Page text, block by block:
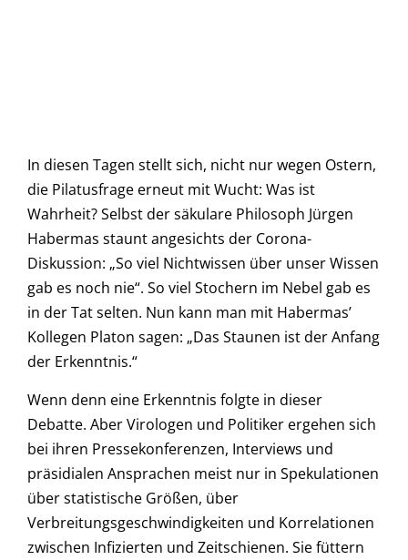
In diesen Tagen stellt sich, nicht nur wegen Ostern,
die Pilatusfrage erneut mit Wucht: Was ist
Wahrheit? Selbst der säkulare Philosoph Jürgen
Habermas staunt angesichts der Corona-
Diskussion: „So viel Nichtwissen über unser Wissen
gab es noch nie“. So viel Stochern im Nebel gab es
in der Tat selten. Nun kann man mit Habermasʼ
Kollegen Platon sagen: „Das Staunen ist der Anfang
der Erkenntnis.“
Wenn denn eine Erkenntnis folgte in dieser
Debatte. Aber Virologen und Politiker ergehen sich
bei ihren Pressekonferenzen, Interviews und
präsidialen Ansprachen meist nur in Spekulationen
über statistische Größen, über
Verbreitungsgeschwindigkeiten und Korrelationen
zwischen Infizierten und Zeitschienen. Sie füttern